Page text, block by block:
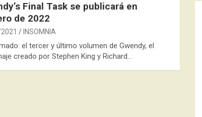
Final Task se publicará en
de 2022
INSOMNIA
el tercer y último volumen de Gwendy, el
creado por Stephen King y Richard…